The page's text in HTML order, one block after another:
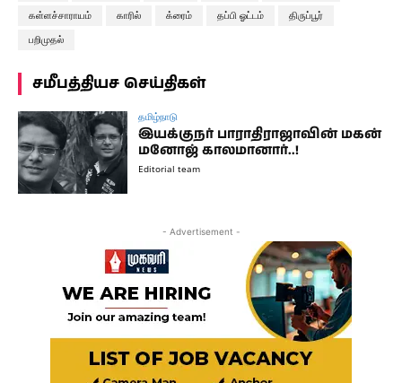
கள்ளச்சாராயம் காரில் க்ரைம் தப்பி ஓட்டம் திருப்பூர்
பறிமுதல்
சமீபத்தியச செய்திகள்
தமிழ்நாடு
இயக்குநர் பாராதிராஜாவின் மகன்
மனோஜ் காலமானார்..!
Editorial team
- Advertisement -